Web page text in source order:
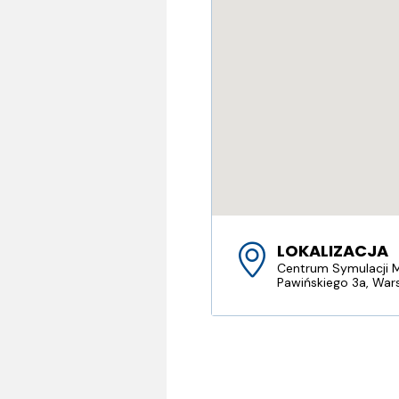
LOKALIZACJA
Centrum Symulacji
Pawińskiego 3a,